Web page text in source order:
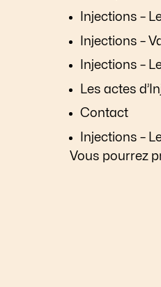
Injections –
Injections –
Injections –
Les actes
Contact
Injections –
Vous pourrez